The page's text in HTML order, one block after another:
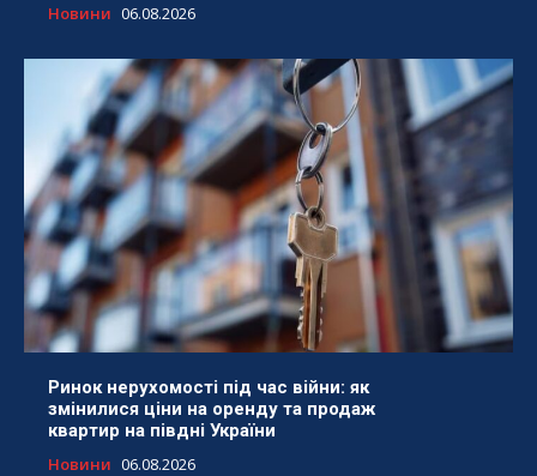
Новини 06.08.2026
Ринок нерухомості під час війни: як
змінилися ціни на оренду та продаж
квартир на півдні України
Новини 06.08.2026